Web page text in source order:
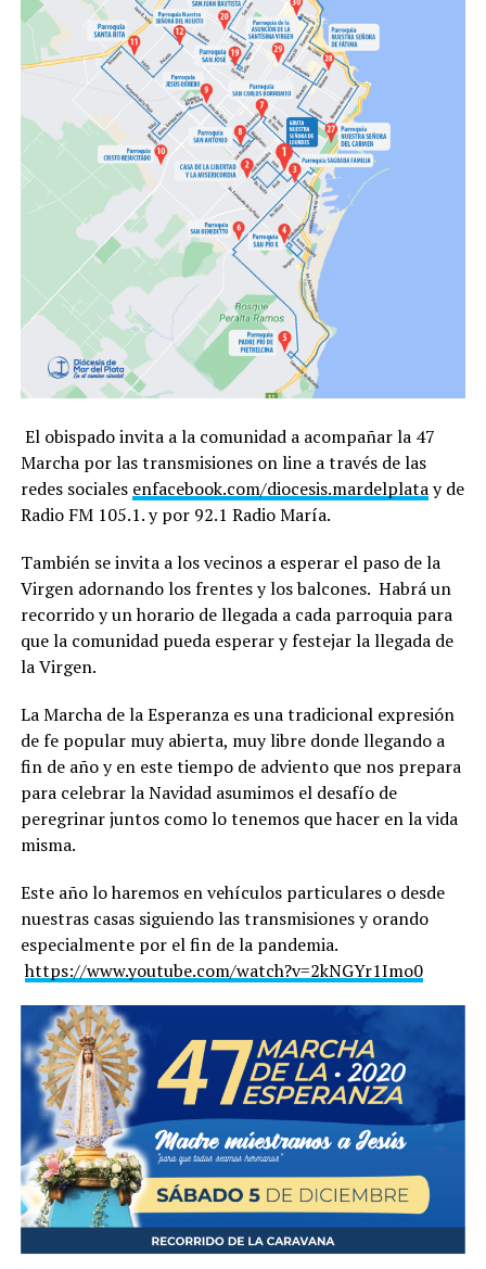
El obispado invita a la comunidad a acompañar la 47
Marcha por las transmisiones on line a través de las
redes sociales enfacebook.com/diocesis.mardelplatay de
Radio FM 105.1. y por 92.1 Radio María.
También se invita a los vecinos a esperar el paso de la
Virgen adornando los frentes y los balcones. Habrá un
recorrido y un horario de llegada a cada parroquia para
que la comunidad pueda esperar y festejar la llegada de
la Virgen.
La Marcha de la Esperanza es una tradicional expresión
de fe popular muy abierta, muy libre donde llegando a
fin de año y en este tiempo de adviento que nos prepara
para celebrar la Navidad asumimos el desafío de
peregrinar juntos como lo tenemos que hacer en la vida
misma.
Este año lo haremos en vehículos particulares o desde
nuestras casas siguiendo las transmisiones y orando
especialmente por el fin de la pandemia.
https://www.youtube.com/watch?v=2kNGYr1Imo0